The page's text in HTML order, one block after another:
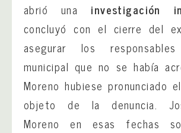
abrió una investigación
concluyó con el cierre del
asegurar los
municipal que no se había
Moreno hubiese pronunciado
objeto de la denuncia.
Moreno en esas fechas